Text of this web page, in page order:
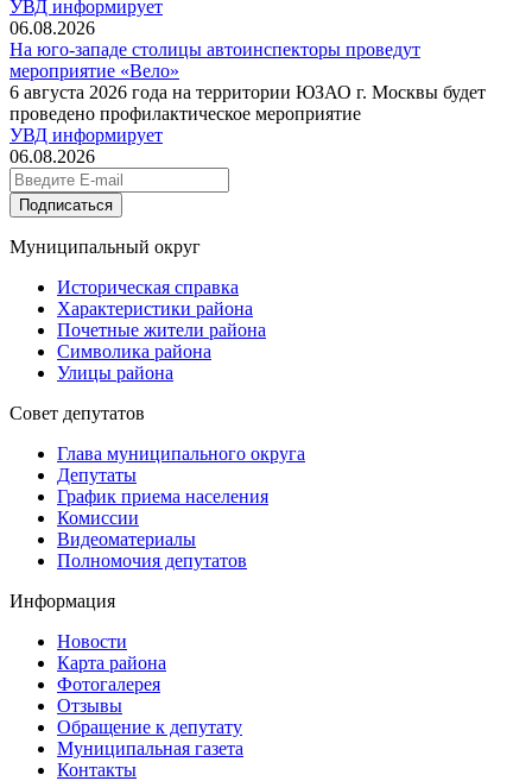
УВД информирует
06.08.2026
На юго-западе столицы автоинспекторы проведут
мероприятие «Вело»
6 августа 2026 года на территории ЮЗАО г. Москвы будет
проведено профилактическое мероприятие
УВД информирует
06.08.2026
Подписаться
Муниципальный округ
Историческая справка
Характеристики района
Почетные жители района
Символика района
Улицы района
Совет депутатов
Глава муниципального округа
Депутаты
График приема населения
Комиссии
Видеоматериалы
Полномочия депутатов
Информация
Новости
Карта района
Фотогалерея
Отзывы
Обращение к депутату
Муниципальная газета
Контакты